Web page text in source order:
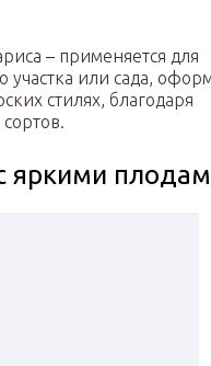
– применяется для
участка или сада,
стилях, благодаря
яркими